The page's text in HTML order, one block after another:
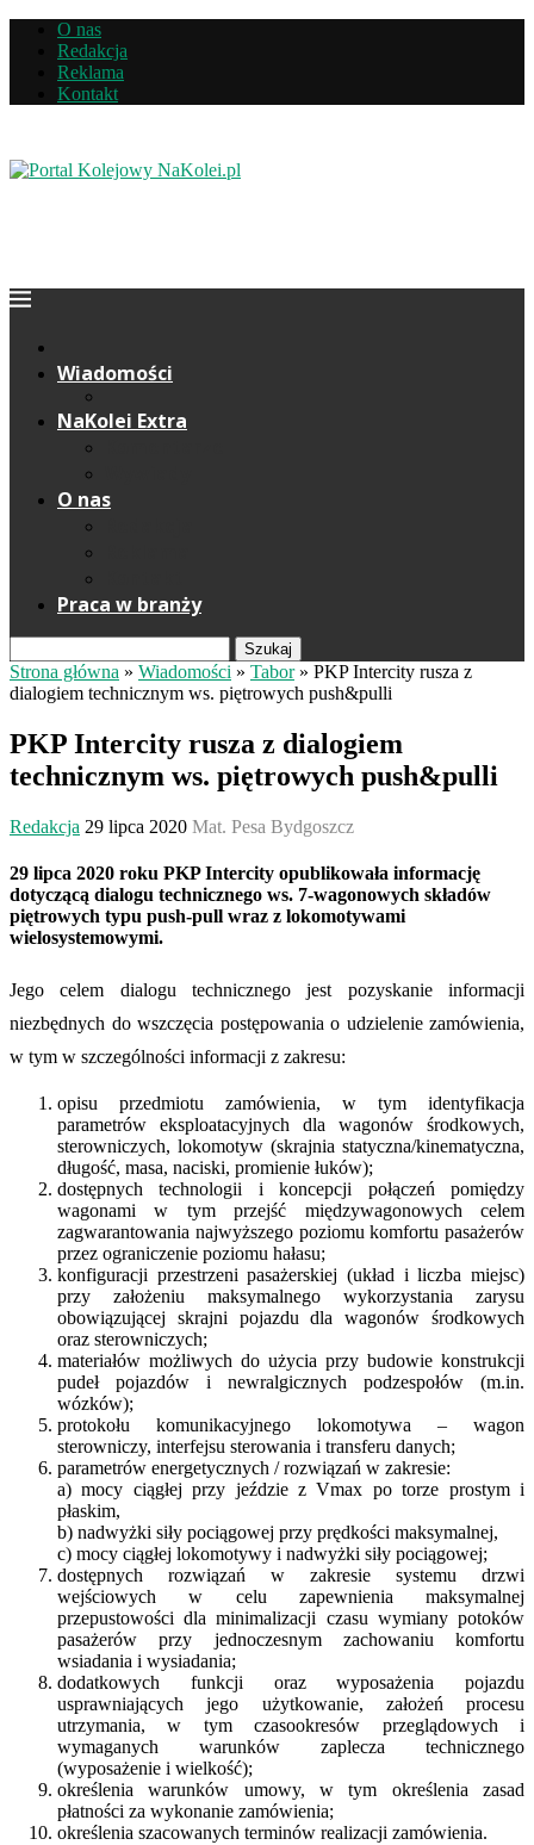
O nas
Redakcja
Reklama
Kontakt
Wiadomości
NaKolei Extra
O nas
Praca w branży
Szukaj
Strona główna » Wiadomości » Tabor» PKP Intercity rusza z
dialogiem technicznym ws. piętrowych push&pulli
PKP Intercity rusza z dialogiem
technicznym ws. piętrowych push&pulli
Redakcja 29 lipca 2020 Mat. Pesa Bydgoszcz
29 lipca 2020 roku PKP Intercity opublikowała informację
dotyczącą dialogu technicznego ws. 7-wagonowych składów
piętrowych typu push-pull wraz z lokomotywami
wielosystemowymi.
Jego celem dialogu technicznego jest pozyskanie informacji
niezbędnych do wszczęcia postępowania o udzielenie zamówienia,
w tym w szczególności informacji z zakresu:
opisu przedmiotu zamówienia, w tym identyfikacja
parametrów eksploatacyjnych dla wagonów środkowych,
sterowniczych, lokomotyw (skrajnia statyczna/kinematyczna,
długość, masa, naciski, promienie łuków);
dostępnych technologii i koncepcji połączeń pomiędzy
wagonami w tym przejść międzywagonowych celem
zagwarantowania najwyższego poziomu komfortu pasażerów
przez ograniczenie poziomu hałasu;
konfiguracji przestrzeni pasażerskiej (układ i liczba miejsc)
przy założeniu maksymalnego wykorzystania zarysu
obowiązującej skrajni pojazdu dla wagonów środkowych
oraz sterowniczych;
materiałów możliwych do użycia przy budowie konstrukcji
pudeł pojazdów i newralgicznych podzespołów (m.in.
wózków);
protokołu komunikacyjnego lokomotywa – wagon
sterowniczy, interfejsu sterowania i transferu danych;
parametrów energetycznych / rozwiązań w zakresie:
a) mocy ciągłej przy jeździe z Vmax po torze prostym i
płaskim,
b) nadwyżki siły pociągowej przy prędkości maksymalnej,
c) mocy ciągłej lokomotywy i nadwyżki siły pociągowej;
dostępnych rozwiązań w zakresie systemu drzwi
wejściowych w celu zapewnienia maksymalnej
przepustowości dla minimalizacji czasu wymiany potoków
pasażerów przy jednoczesnym zachowaniu komfortu
wsiadania i wysiadania;
dodatkowych funkcji oraz wyposażenia pojazdu
usprawniających jego użytkowanie, założeń procesu
utrzymania, w tym czasookresów przeglądowych i
wymaganych warunków zaplecza technicznego
(wyposażenie i wielkość);
określenia warunków umowy, w tym określenia zasad
płatności za wykonanie zamówienia;
określenia szacowanych terminów realizacji zamówienia.